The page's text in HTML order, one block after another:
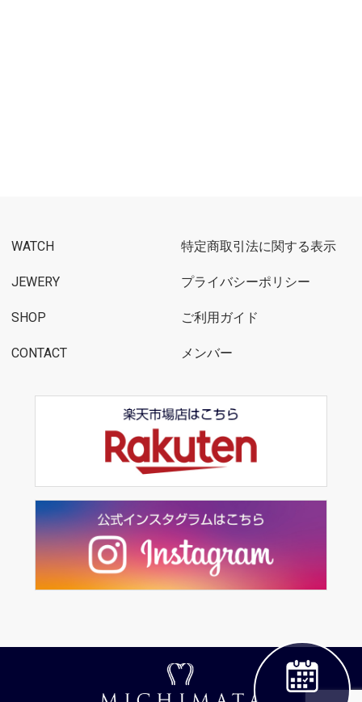
WATCH
JEWERY
SHOP
CONTACT
特定商取引法に関する表示
プライバシーポリシー
ご利用ガイド
メンバー